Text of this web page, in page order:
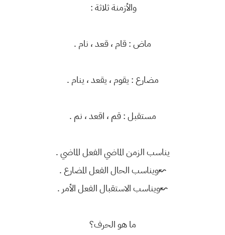
والأزمنة ثلاثة :
ماض : قام ، قعد ، نام .
مضارع : يقوم ، يقعد ، ينام .
مستقبل : قم ، اقعد ، نم .
يناسب الزمن الماضي الفعل الماضي .
↜ويناسب الحال الفعل المضارع .
↜ويناسب الاستقبال الفعل الأمر .
ما هو الحرف؟